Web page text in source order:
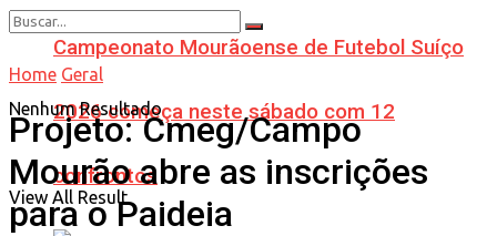
Campeonato Mourãoense de Futebol Suíço
2026 começa neste sábado com 12
confrontos
Nenhum Resultado
View All Result
Home Geral
Projeto: Cmeg/Campo
Mourão abre as inscrições
para o Paideia